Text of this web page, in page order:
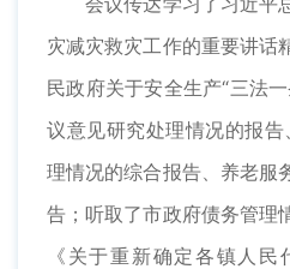
灾减灾救灾工作的重要讲话
民政府关于安全生产“三法
议意见研究处理情况的报
理情况的综合报告、养老服
告；听取了市政府债务管理
《关于重新确定各镇人